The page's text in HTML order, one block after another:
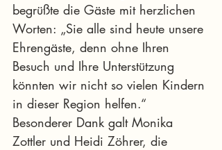
begrüßte die Gäste mit herzlichen
Worten: „Sie alle sind heute unsere
Ehrengäste, denn ohne Ihren
Besuch und Ihre Unterstützung
könnten wir nicht so vielen Kindern
in dieser Region helfen.“
Besonderer Dank galt Monika
Zottler und Heidi Zöhrer, die